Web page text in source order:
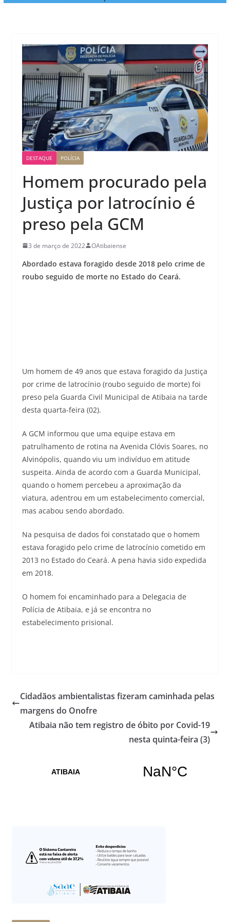
DESTAQUE POLÍCIA
Homem procurado pela
Justiça por latrocínio é
preso pela GCM
3 de março de 2022 OAtibaiense
Abordado estava foragido desde 2018 pelo crime de
roubo seguido de morte no Estado do Ceará.
Um homem de 49 anos que estava foragido da Justiça
por crime de latrocínio (roubo seguido de morte) foi
preso pela Guarda Civil Municipal de Atibaia na tarde
desta quarta-feira (02).
A GCM informou que uma equipe estava em
patrulhamento de rotina na Avenida Clóvis Soares, no
Alvinópolis, quando viu um indivíduo em atitude
suspeita. Ainda de acordo com a Guarda Municipal,
quando o homem percebeu a aproximação da
viatura, adentrou em um estabelecimento comercial,
mas acabou sendo abordado.
Na pesquisa de dados foi constatado que o homem
estava foragido pelo crime de latrocínio cometido em
2013 no Estado do Ceará. A pena havia sido expedida
em 2018.
O homem foi encaminhado para a Delegacia de
Polícia de Atibaia, e já se encontra no
estabelecimento prisional.
Cidadãos ambientalistas fizeram caminhada pelas
margens do Onofre
Atibaia não tem registro de óbito por Covid-19
nesta quinta-feira (3)